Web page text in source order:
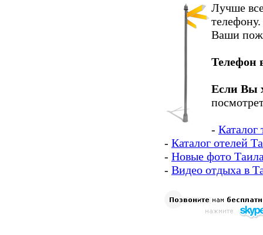
Лучше
Ваши
Телефон
Если Вы
- Каталог
- Каталог отелей
- Новые фото
- Видео отдыха в